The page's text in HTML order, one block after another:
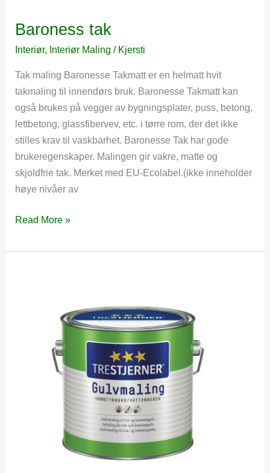
Baroness tak
Interiør, Interiør Maling / Kjersti
Tak maling Baronesse Takmatt er en helmatt hvit
takmaling til innendørs bruk. Baronesse Takmatt kan
også brukes på vegger av bygningsplater, puss, betong,
lettbetong, glassfibervev, etc. i tørre rom, der det ikke
stilles krav til vaskbarhet. Baronesse Tak har gode
brukeregenskaper. Malingen gir vakre, matte og
skjoldfrie tak. Merket med EU-Ecolabel.(ikke inneholder
høye nivåer av
Baroness
Read More »